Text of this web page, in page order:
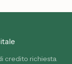
credito richiesta.